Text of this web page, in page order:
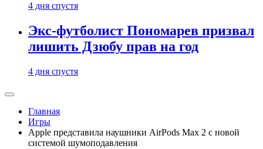
4 дня спустя
Экс-футболист Пономарев призвал
лишить Дзюбу прав на год
4 дня спустя
Главная
Игры
Apple представила наушники AirPods Max 2 с новой
системой шумоподавления